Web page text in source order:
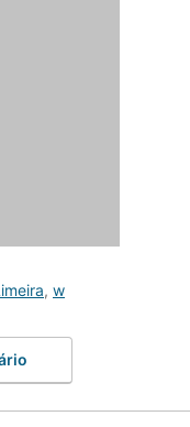
, w